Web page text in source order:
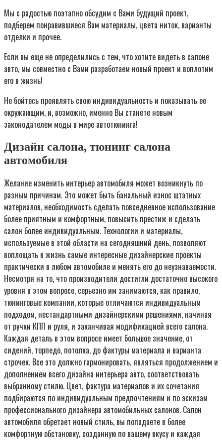
Мы с радостью поэтапно обсудим с Вами будущий проект,
подберем понравившиеся Вам материалы, цвета ниток, варианты
отделки и прочее.
Если вы еще не определились с тем, что хотите видеть в салоне
авто, мы совместно с Вами разработаем новый проект и воплотим
его в жизнь!
Не бойтесь проявлять свою индивидуальность и показывать ее
окружающим, и, возможно, именно Вы станете новым
законодателем моды в мире автотюнинга!
Дизайн салона, тюнинг салона
автомобиля
Желание изменить интерьер автомобиля может возникнуть по
разным причинам. Это может быть банальный износ штатных
материалов, необходимость сделать повседневное использование
более приятным и комфортным, повысить престиж и сделать
салон более индивидуальным. Технологии и материалы,
используемые в этой области на сегодняшний день, позволяют
воплощать в жизнь самые интересные дизайнерские проекты
практически в любом автомобиле и менять его до неузнаваемости.
Несмотря на то, что производители достигли достаточно высокого
уровня в этом вопросе, серьезно им занимаются, как правило,
тюнинговые компании, которые отличаются индивидуальным
подходом, нестандартными дизайнерскими решениями, начиная
от ручки КПП и руля, и заканчивая модификацией всего салона.
Каждая деталь в этом вопросе имеет большое значение, от
сидений, торпедо, потолка, до фактуры материала и варианта
строчек. Все это должно гармонировать, являться продолжением и
дополнением всего дизайна интерьера авто, соответствовать
выбранному стилю. Цвет, фактура материалов и их сочетания
подбираются по индивидуальным предпочтениям и по эскизам
профессионального дизайнера автомобильных салонов. Салон
автомобиля обретает новый стиль, вы попадаете в более
комфортную обстановку, созданную по вашему вкусу и каждая